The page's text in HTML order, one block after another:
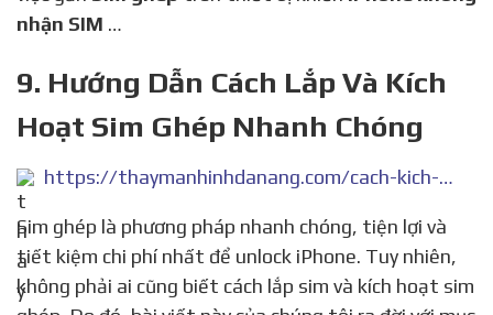
nhận SIM …
9. Hướng Dẫn Cách Lắp Và Kích
Hoạt Sim Ghép Nhanh Chóng
https://thaymanhinhdanang.com/cach-kich-hoat-sim-ghep-iphone-4-5-6/
Sim ghép là phương pháp nhanh chóng, tiện lợi và
tiết kiệm chi phí nhất để unlock iPhone. Tuy nhiên,
không phải ai cũng biết cách lắp sim và kích hoạt sim